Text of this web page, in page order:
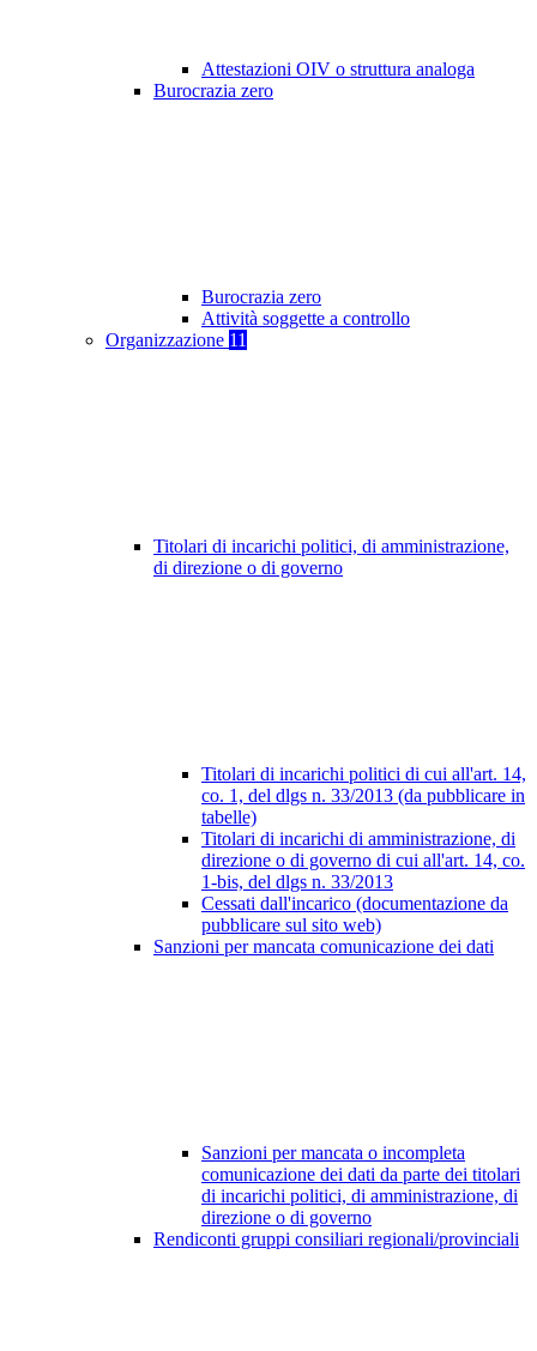
Attestazioni OIV o struttura analoga
Burocrazia zero
Burocrazia zero
Attività soggette a controllo
Organizzazione 11
Titolari di incarichi politici, di amministrazione,
di direzione o di governo
Titolari di incarichi politici di cui all'art. 14,
co. 1, del dlgs n. 33/2013 (da pubblicare in
tabelle)
Titolari di incarichi di amministrazione, di
direzione o di governo di cui all'art. 14, co.
1-bis, del dlgs n. 33/2013
Cessati dall'incarico (documentazione da
pubblicare sul sito web)
Sanzioni per mancata comunicazione dei dati
Sanzioni per mancata o incompleta
comunicazione dei dati da parte dei titolari
di incarichi politici, di amministrazione, di
direzione o di governo
Rendiconti gruppi consiliari regionali/provinciali